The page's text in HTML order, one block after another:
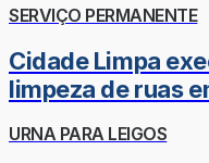
SERVIÇO PERMANENTE
Cidade Limpa
limpeza de ruas
URNA PARA LEIGOS